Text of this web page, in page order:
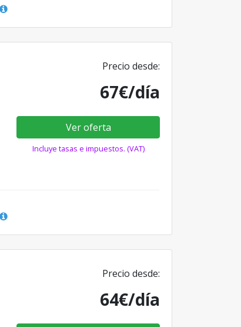
Precio desde:
67€/día
Ver oferta
Incluye tasas e impuestos. (VAT)
Precio desde:
64€/día